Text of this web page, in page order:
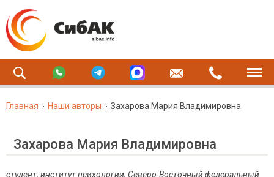
Главная Наши авторы Захарова Мария Владимировна
Захарова Мария Владимировна
студент, институт психологии, Северо-Восточный федеральный